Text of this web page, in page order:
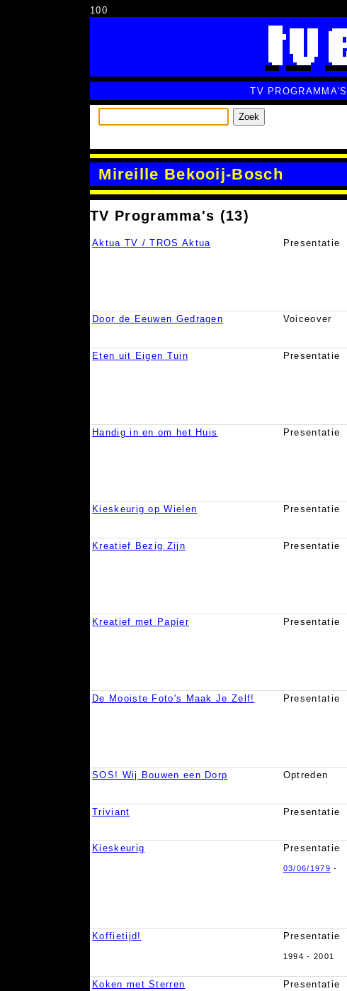
100
TV PROGRAMMA'S
Zoek
Mireille Bekooij-Bosch
TV Programma's (13)
Aktua TV / TROS Aktua Presentatie
Door de Eeuwen Gedragen Voiceover
Eten uit Eigen Tuin Presentatie
Handig in en om het Huis Presentatie
Kieskeurig op Wielen Presentatie
Kreatief Bezig Zijn Presentatie
Kreatief met Papier Presentatie
De Mooiste Foto's Maak Je Zelf! Presentatie
SOS! Wij Bouwen een Dorp Optreden
Triviant Presentatie
Kieskeurig Presentatie
03/06/1979 -
Koffietijd! Presentatie
1994 - 2001
Koken met Sterren Presentatie